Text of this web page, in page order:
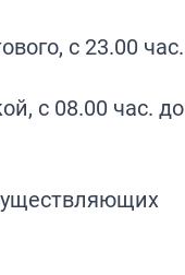
с 23.00 час.
с 08.00 час. до